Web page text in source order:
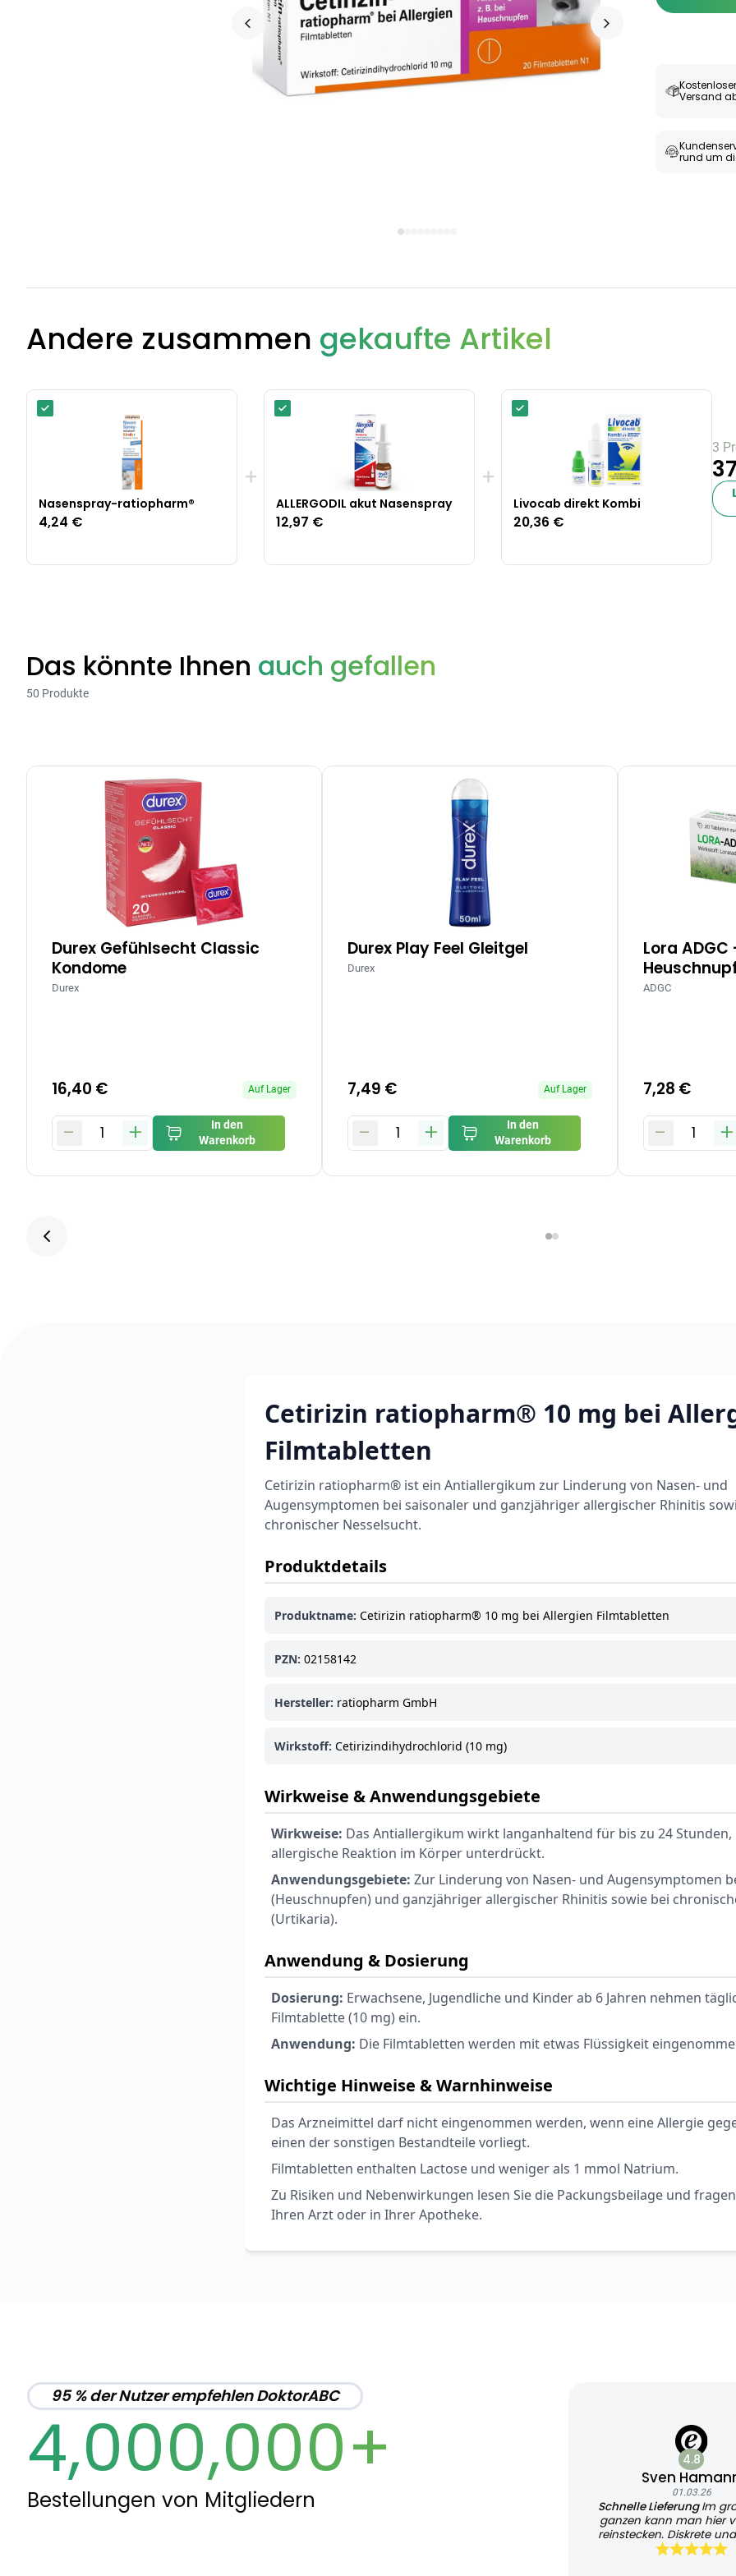
Kostenloser
Versand
rund um
Andere zusammen gekaufte Artikel
Nasenspray-ratiopharm®
4,24 €
+
ALLERGODIL akut Nasenspray
12,97 €
+
Livocab direkt Kombi
20,36 €
3
Das könnte Ihnen auch gefallen
50 Produkte
Durex Gefühlsecht Classic
Kondome
Durex
16,40 € Auf Lager
- 1 +
In den
Warenkorb
Durex Play Feel Gleitgel
Durex
7,49 € Auf Lager
- 1 +
In den
Warenkorb
Lora ADGC
ADGC
7,28 €
- 1 +
Cetirizin ratiopharm® 10 mg bei
Filmtabletten
Cetirizin ratiopharm® ist ein Antiallergikum zur Linderung von Nasen- und
Augensymptomen bei saisonaler und ganzjähriger allergischer Rhinitis
chronischer Nesselsucht.
Produktdetails
Produktname: Cetirizin ratiopharm® 10 mg bei Allergien Filmtabletten
PZN: 02158142
Hersteller: ratiopharm GmbH
Wirkstoff: Cetirizindihydrochlorid (10 mg)
Wirkweise & Anwendungsgebiete
Wirkweise: Das Antiallergikum wirkt langanhaltend für bis zu 24 Stunden,
allergische Reaktion im Körper unterdrückt.
Anwendungsgebiete: Zur Linderung von Nasen- und Augensymptomen
(Heuschnupfen) und ganzjähriger allergischer Rhinitis sowie bei
(Urtikaria).
Anwendung & Dosierung
Dosierung: Erwachsene, Jugendliche und Kinder ab 6 Jahren nehmen
Filmtablette (10 mg) ein.
Anwendung: Die Filmtabletten werden mit etwas Flüssigkeit
Wichtige Hinweise & Warnhinweise
Das Arzneimittel darf nicht eingenommen werden, wenn eine Allergie
einen der sonstigen Bestandteile vorliegt.
Filmtabletten enthalten Lactose und weniger als 1 mmol Natrium.
Zu Risiken und Nebenwirkungen lesen Sie die Packungsbeilage und
Ihren Arzt oder in Ihrer Apotheke.
95 % der Nutzer empfehlen DoktorABC
4,000,000+
Bestellungen von Mitgliedern
4.8
Sven
01.03.26
Schnelle LieferungIm
ganzen kann man hier
reinstecken. Diskrete
Lieferung